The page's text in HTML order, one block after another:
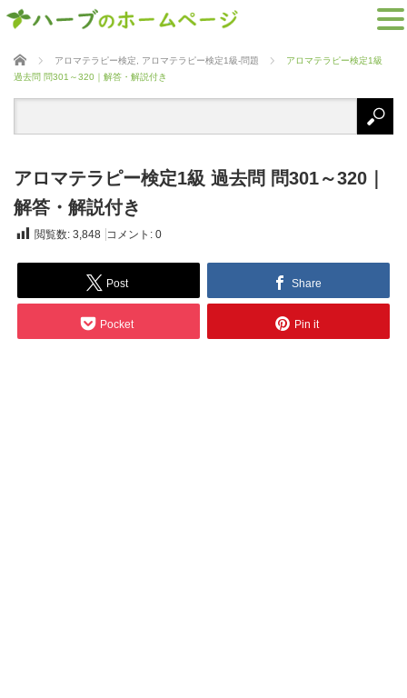
ホーム アロマテラピー検定 アロマテラピー検定1級-問題
アロマテラピー検定1級
過去問 問301～320｜解答・解説付き
アロマテラピー検定1級 過去問 問301～320｜
解答・解説付き
閲覧数: 3,848 コメント: 0
Post Share
Pocket Pin it